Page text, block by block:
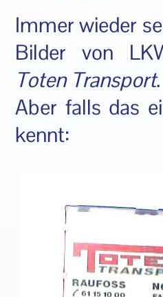
Immer wieder
Bilder von
Toten Transport.
Aber falls das
kennt: